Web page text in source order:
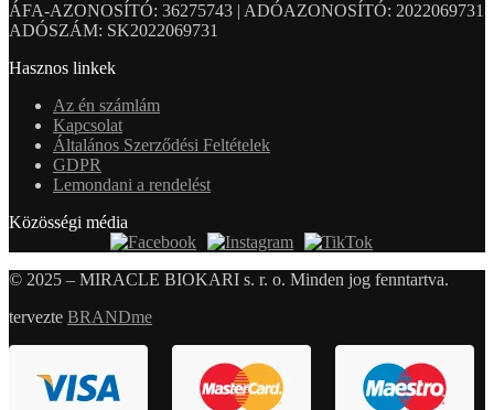
ÁFA-AZONOSÍTÓ: 36275743 | ADÓAZONOSÍTÓ: 2022069731
ADÓSZÁM: SK2022069731
Hasznos linkek
Az én számlám
Kapcsolat
Általános Szerződési Feltételek
GDPR
Lemondani a rendelést
Közösségi média
© 2025 – MIRACLE BIOKARI s. r. o. Minden jog fenntartva.
tervezte BRANDme